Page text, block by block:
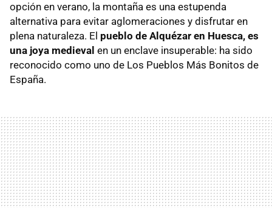
opción en verano, la montaña es una estupenda
alternativa para evitar aglomeraciones y disfrutar en
plena naturaleza. El pueblo de Alquézar en Huesca, es
una joya medieval en un enclave insuperable: ha sido
reconocido como uno de Los Pueblos Más Bonitos de
España.